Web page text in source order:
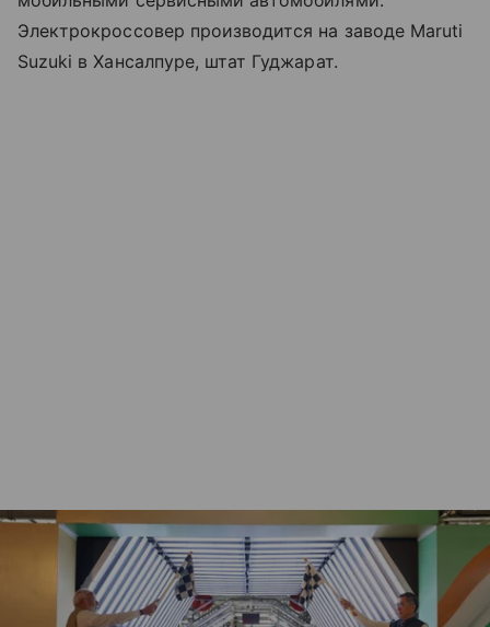
Электрокроссовер производится на заводе Maruti
Suzuki в Хансалпуре, штат Гуджарат.